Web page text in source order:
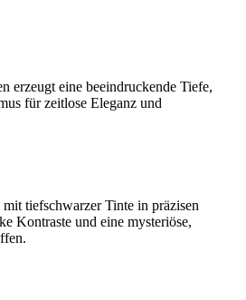
erzeugt eine beeindruckende Tiefe,
für zeitlose Eleganz und
tiefschwarzer Tinte in präzisen
Kontraste und eine mysteriöse,